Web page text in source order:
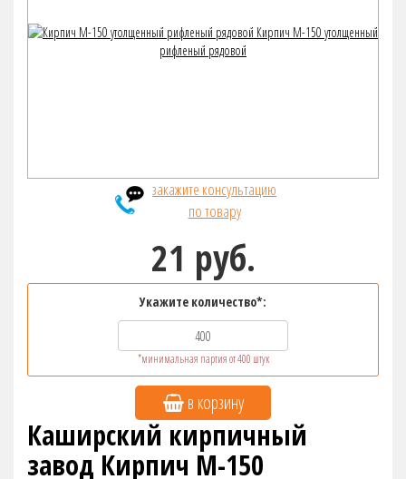
закажите консультацию
по товару
21 руб.
Укажите количество*:
*минимальная партия от 400 штук
в корзину
Каширский кирпичный
завод Кирпич M-150